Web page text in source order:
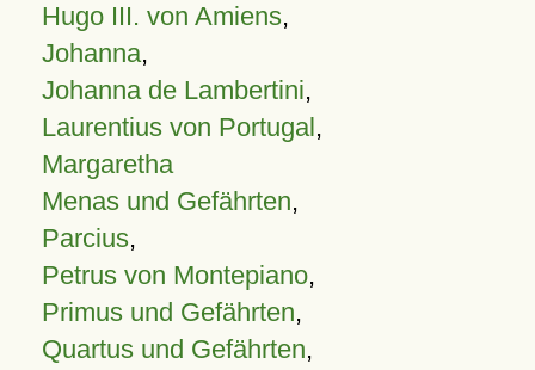
Hugo III. von Amiens,
Johanna,
Johanna de Lambertini,
Laurentius von Portugal,
Margaretha
Menas und Gefährten,
Parcius,
Petrus von Montepiano,
Primus und Gefährten,
Quartus und Gefährten,